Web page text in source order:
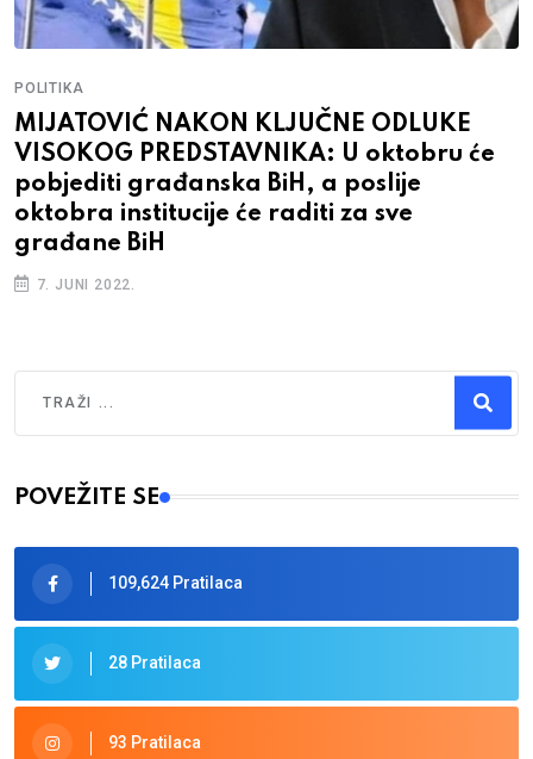
POLITIKA
MIJATOVIĆ NAKON KLJUČNE ODLUKE
VISOKOG PREDSTAVNIKA: U oktobru će
pobjediti građanska BiH, a poslije
oktobra institucije će raditi za sve
građane BiH
7. JUNI 2022.
Type 2 or more characters for results.
POVEŽITE SE
109,624 Pratilaca
28 Pratilaca
93 Pratilaca